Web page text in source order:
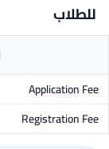
للطلاب
Application Fee
Registration Fee